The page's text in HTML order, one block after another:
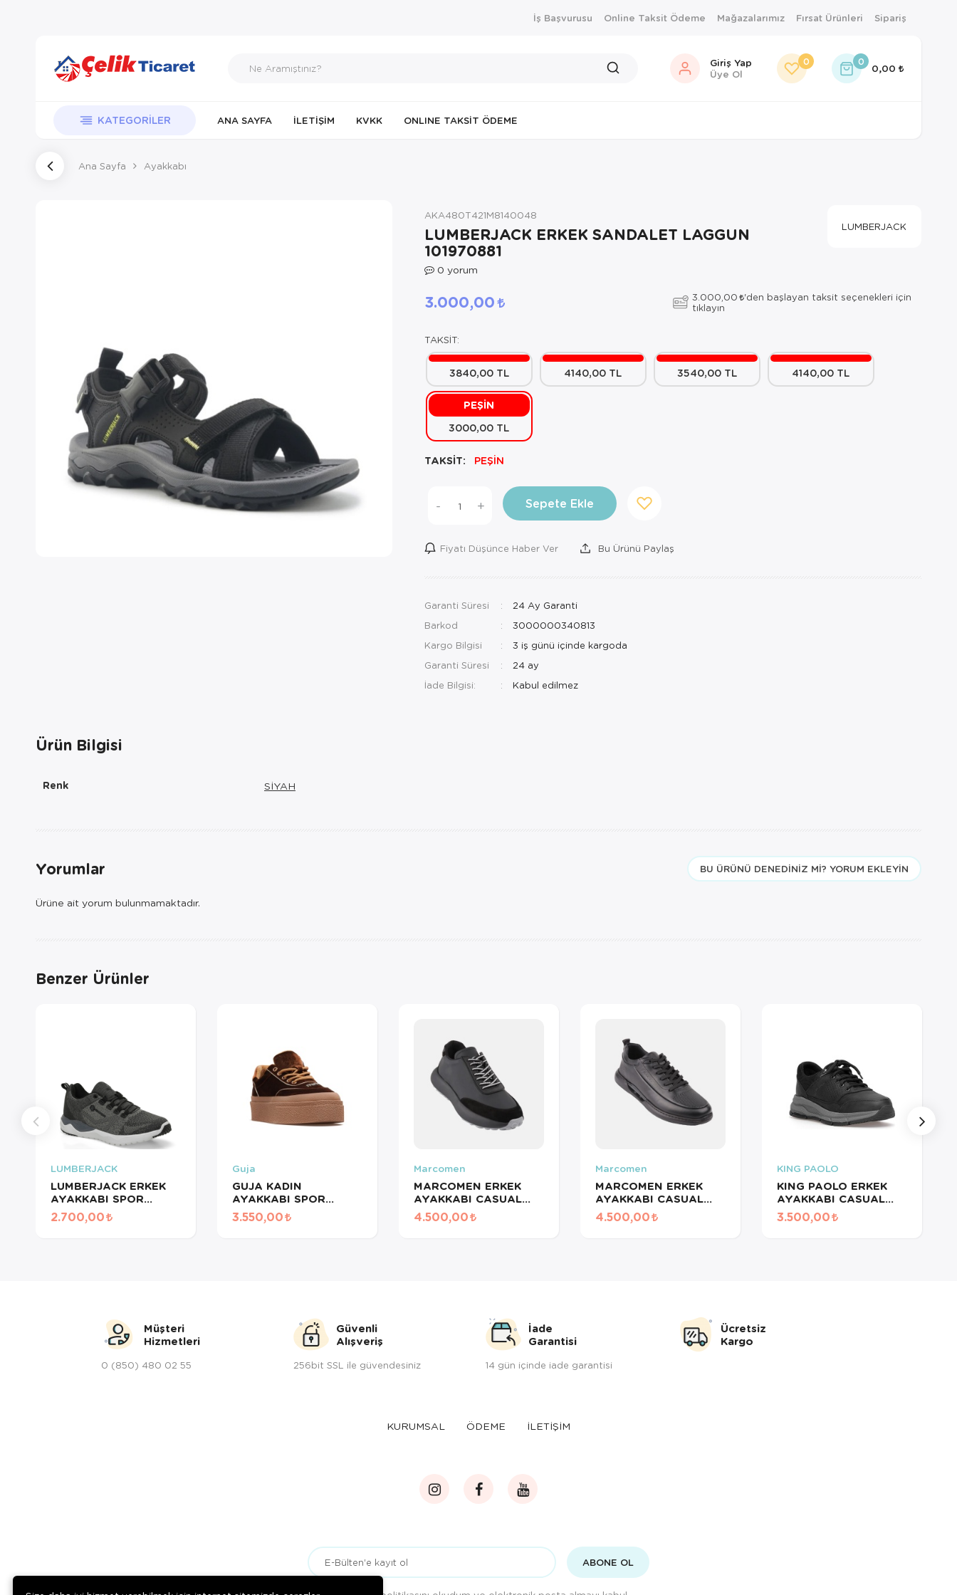
İş Başvurusu Online Taksit Ödeme Mağazalarımız Fırsat Ürünleri Sipariş
Giriş Yap
Üye Ol
0 0
0,00
KATEGORILER ANA SAYFA İLETIŞIM KVKK ONLINE TAKSIT ÖDEME
Ana Sayfa Ayakkabı
AKA480T421M8140048
LUMBERJACK ERKEK SANDALET LAGGUN
101970881
0 yorum
LUMBERJACK
3.000,00 3.000,00 'den başlayan taksit seçenekleri için
tıklayın
TAKSİT:
3840,00 TL 4140,00 TL 3540,00 TL 4140,00 TL
PEŞİN
3000,00 TL
TAKSİT: PEŞİN
- + Sepete Ekle
Fiyatı Düşünce Haber Ver Bu Ürünü Paylaş
Garanti Süresi
24 Ay Garanti
Barkod
3000000340813
Kargo Bilgisi
3 iş günü içinde kargoda
Garanti Süresi
24 ay
İade Bilgisi:
Ürün Bilgisi
Renk SİYAH
Yorumlar BU ÜRÜNÜ DENEDINIZ MI? YORUM EKLEYIN
Ürüne ait yorum bulunmamaktadır.
Benzer Ürünler
LUMBERJACK
LUMBERJACK ERKEK
AYAKKABI SPOR
MAXIMUS K.GRI
101932488
2.700,00
Guja
GUJA KADIN
AYAKKABI SPOR
KAHVE 25K330 KH
3.550,00
Marcomen
MARCOMEN ERKEK
AYAKKABI CASUAL
MERDANE SİYAH
21257 S-2
4.500,00
Marcomen
MARCOMEN ERKEK
AYAKKABI CASUAL
ATOM MERDANE
SİYAH 19537 S-3
4.500,00
KING PAOLO
KING PAOLO ERKEK
AYAKKABI CASUAL
KRUVASAN CRAZY
SİYAH I1287
3.500,00
Müşteri
Hizmetleri
0 (850) 480 02 55
Güvenli
Alışveriş
256bit SSL ile güvendesiniz
İade
Garantisi
14 gün içinde iade garantisi
Ücretsiz
Kargo
KURUMSAL ÖDEME İLETİŞİM
ABONE OL